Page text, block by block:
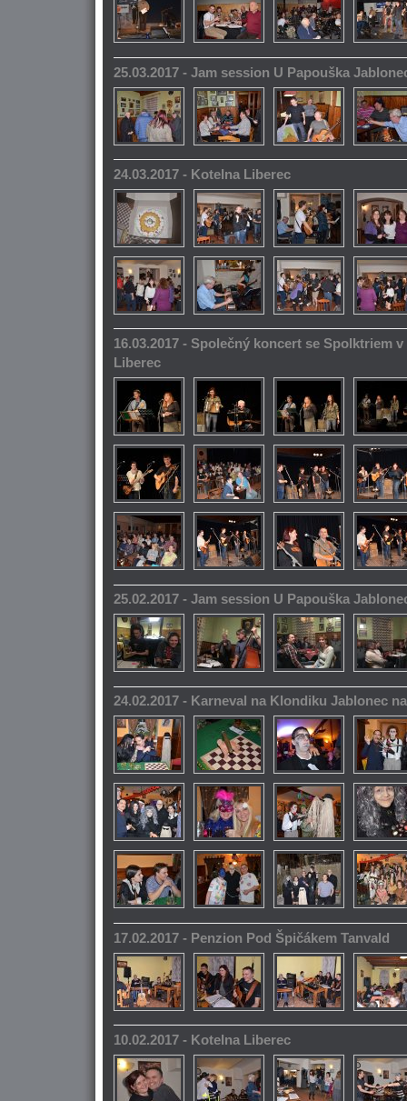
25.03.2017 - Jam session U Papouška
24.03.2017 - Kotelna Liberec
16.03.2017 - Společný koncert se Spolktriem
Liberec
25.02.2017 - Jam session U Papouška
24.02.2017 - Karneval na Klondiku Jablonec
17.02.2017 - Penzion Pod Špičákem Tanvald
10.02.2017 - Kotelna Liberec